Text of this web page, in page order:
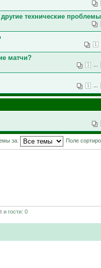
технические проблемы
1
матчи?
1
1
за: Поле
и гости: 0